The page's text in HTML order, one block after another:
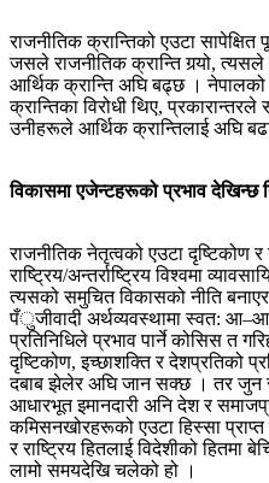
राजनीतिक क्रान्तिको एउटा सापेक्षित
जसले राजनीतिक क्रान्ति गर्‍यो, त्यसले
आर्थिक क्रान्ति अघि बढ्छ । नेपालको
क्रान्तिका विरोधी थिए,
उनीहरूले आर्थिक क्रान्तिलाई अघि
विकासमा एजेन्टहरूको प्रभाव देखिन्छ
राजनीतिक नेतृत्वको एउटा दृष्टिकोण
राष्ट्रिय/अन्तर्राष्ट्रिय विश्वमा
त्यसको समुचित विकासको नीति
पँुजीवादी अर्थव्यवस्थामा स्वत:
प्रतिनिधिले प्रभाव पार्ने कोसिस त
दृष्टिकोण, इच्छाशक्ति र देशप्रतिको
दबाब झेलेर अघि जान सक्छ । तर जुन
आधारभूत इमानदारी अनि देश र
कमिसनखोरहरूको एउटा हिस्सा
र राष्ट्रिय हितलाई विदेशीको हितमा
लामो समयदेखि चलेको हो ।